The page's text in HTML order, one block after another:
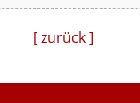
[ zurück ]